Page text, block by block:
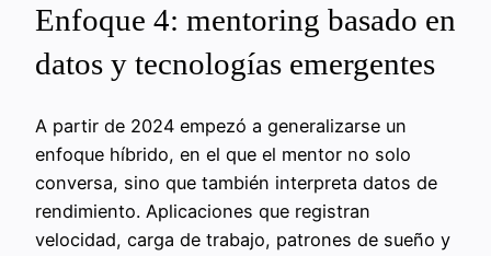
Enfoque 4: mentoring basado en
datos y tecnologías emergentes
A partir de 2024 empezó a generalizarse un
enfoque híbrido, en el que el mentor no solo
conversa, sino que también interpreta datos de
rendimiento. Aplicaciones que registran
velocidad, carga de trabajo, patrones de sueño y